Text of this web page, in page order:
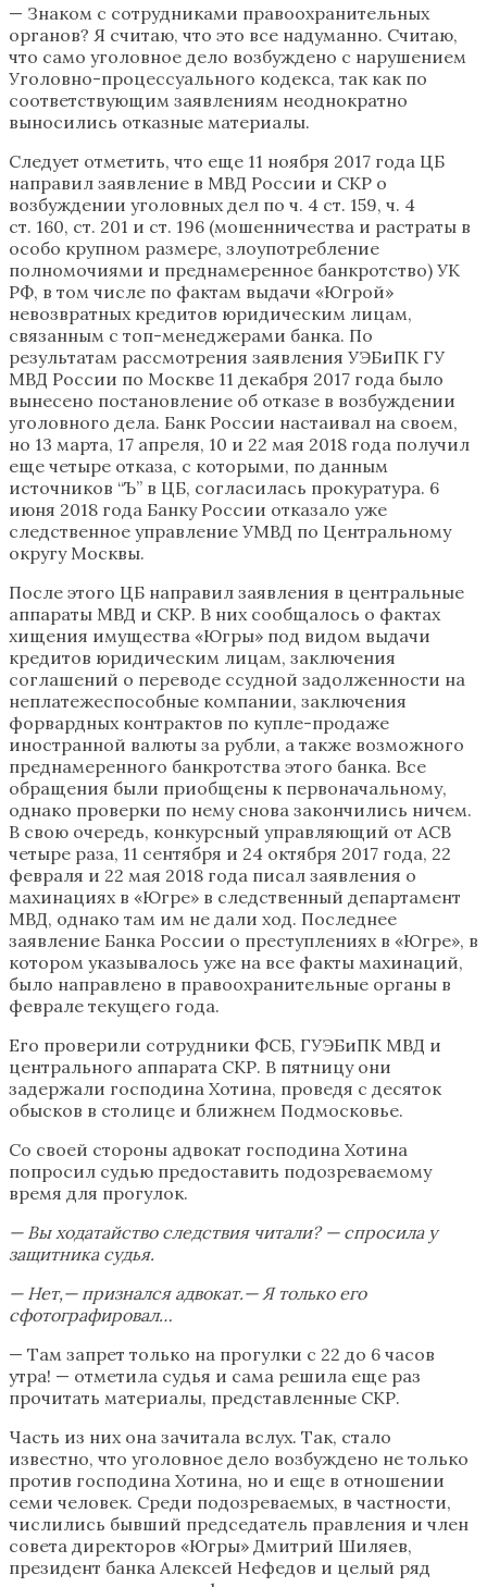
— Знаком с сотрудниками правоохранительных
органов? Я считаю, что это все надуманно. Считаю,
что само уголовное дело возбуждено с нарушением
Уголовно-процессуального кодекса, так как по
соответствующим заявлениям неоднократно
выносились отказные материалы.
Следует отметить, что еще 11 ноября 2017 года ЦБ
направил заявление в МВД России и СКР о
возбуждении уголовных дел по ч. 4 ст. 159, ч. 4
ст. 160, ст. 201 и ст. 196 (мошенничества и растраты в
особо крупном размере, злоупотребление
полномочиями и преднамеренное банкротство) УК
РФ, в том числе по фактам выдачи «Югрой»
невозвратных кредитов юридическим лицам,
связанным с топ-менеджерами банка. По
результатам рассмотрения заявления УЭБиПК ГУ
МВД России по Москве 11 декабря 2017 года было
вынесено постановление об отказе в возбуждении
уголовного дела. Банк России настаивал на своем,
но 13 марта, 17 апреля, 10 и 22 мая 2018 года получил
еще четыре отказа, с которыми, по данным
источников “Ъ” в ЦБ, согласилась прокуратура. 6
июня 2018 года Банку России отказало уже
следственное управление УМВД по Центральному
округу Москвы.
После этого ЦБ направил заявления в центральные
аппараты МВД и СКР. В них сообщалось о фактах
хищения имущества «Югры» под видом выдачи
кредитов юридическим лицам, заключения
соглашений о переводе ссудной задолженности на
неплатежеспособные компании, заключения
форвардных контрактов по купле-продаже
иностранной валюты за рубли, а также возможного
преднамеренного банкротства этого банка. Все
обращения были приобщены к первоначальному,
однако проверки по нему снова закончились ничем.
В свою очередь, конкурсный управляющий от АСВ
четыре раза, 11 сентября и 24 октября 2017 года, 22
февраля и 22 мая 2018 года писал заявления о
махинациях в «Югре» в следственный департамент
МВД, однако там им не дали ход. Последнее
заявление Банка России о преступлениях в «Югре», в
котором указывалось уже на все факты махинаций,
было направлено в правоохранительные органы в
феврале текущего года.
Его проверили сотрудники ФСБ, ГУЭБиПК МВД и
центрального аппарата СКР. В пятницу они
задержали господина Хотина, проведя с десяток
обысков в столице и ближнем Подмосковье.
Со своей стороны адвокат господина Хотина
попросил судью предоставить подозреваемому
время для прогулок.
— Вы ходатайство следствия читали? — спросила у
защитника судья.
— Нет,— признался адвокат.— Я только его
сфотографировал…
— Там запрет только на прогулки с 22 до 6 часов
утра! — отметила судья и сама решила еще раз
прочитать материалы, представленные СКР.
Часть из них она зачитала вслух. Так, стало
известно, что уголовное дело возбуждено не только
против господина Хотина, но и еще в отношении
семи человек. Среди подозреваемых, в частности,
числились бывший председатель правления и член
совета директоров «Югры» Дмитрий Шиляев,
президент банка Алексей Нефедов и целый ряд